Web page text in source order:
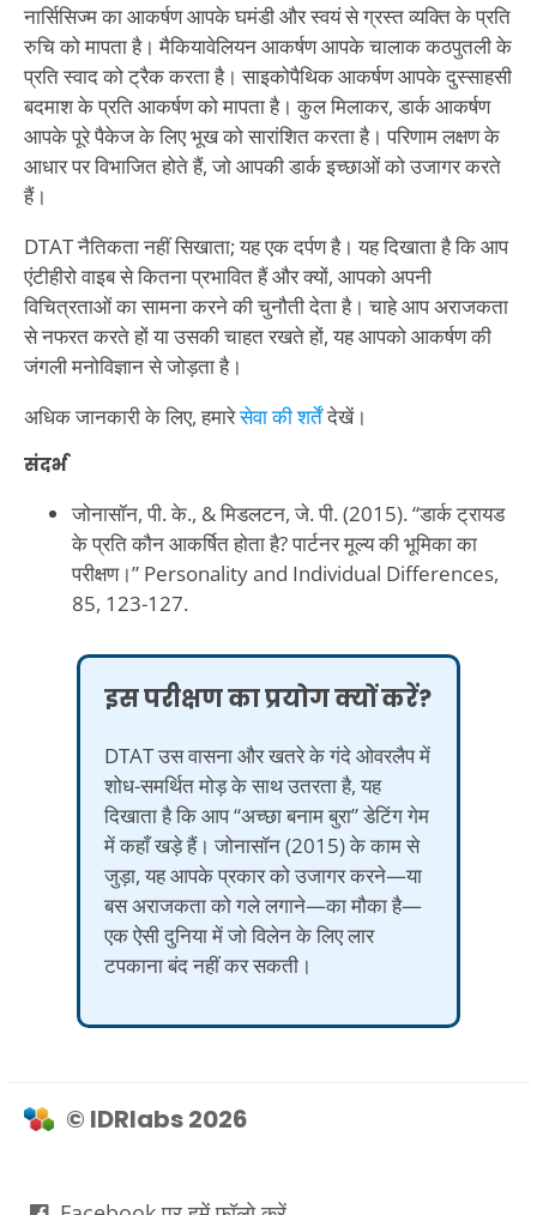
नार्सिसिज्म का आकर्षण आपके घमंडी और स्वयं से ग्रस्त व्यक्ति के प्रति
रुचि को मापता है। मैकियावेलियन आकर्षण आपके चालाक कठपुतली के
प्रति स्वाद को ट्रैक करता है। साइकोपैथिक आकर्षण आपके दुस्साहसी
बदमाश के प्रति आकर्षण को मापता है। कुल मिलाकर, डार्क आकर्षण
आपके पूरे पैकेज के लिए भूख को सारांशित करता है। परिणाम लक्षण के
आधार पर विभाजित होते हैं, जो आपकी डार्क इच्छाओं को उजागर करते
हैं।
DTAT नैतिकता नहीं सिखाता; यह एक दर्पण है। यह दिखाता है कि आप
एंटीहीरो वाइब से कितना प्रभावित हैं और क्यों, आपको अपनी
विचित्रताओं का सामना करने की चुनौती देता है। चाहे आप अराजकता
से नफरत करते हों या उसकी चाहत रखते हों, यह आपको आकर्षण की
जंगली मनोविज्ञान से जोड़ता है।
अधिक जानकारी के लिए, हमारेसेवा की शर्तेंदेखें।
संदर्भ
जोनासॉन, पी. के., & मिडलटन, जे. पी. (2015). “डार्क ट्रायड
के प्रति कौन आकर्षित होता है? पार्टनर मूल्य की भूमिका का
परीक्षण।” Personality and Individual Differences,
85, 123-127.
इस परीक्षण का प्रयोग क्यों करें?
DTAT उस वासना और खतरे के गंदे ओवरलैप में
शोध-समर्थित मोड़ के साथ उतरता है, यह
दिखाता है कि आप “अच्छा बनाम बुरा” डेटिंग गेम
में कहाँ खड़े हैं। जोनासॉन (2015) के काम से
जुड़ा, यह आपके प्रकार को उजागर करने—या
बस अराजकता को गले लगाने—का मौका है—
एक ऐसी दुनिया में जो विलेन के लिए लार
टपकाना बंद नहीं कर सकती।
© IDRlabs 2026